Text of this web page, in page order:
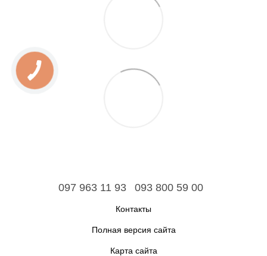
097 963 11 93 093 800 59 00
Контакты
Полная версия сайта
Карта сайта